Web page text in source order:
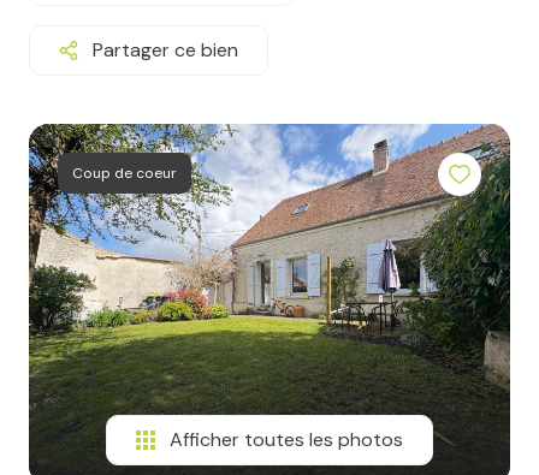
Parking/Box
Autres
contact
notre
équipe
Partager ce bien
Coup de coeur
Afficher toutes les photos